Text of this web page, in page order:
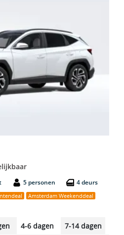
5 personen 4 deurs
Amsterdam Weekenddeal
4-6 dagen 7-14 dagen